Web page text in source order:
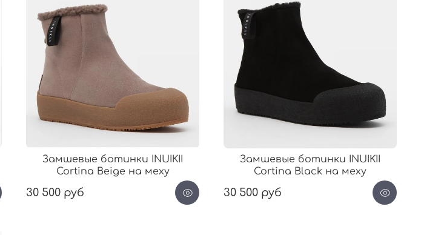
Замшевые ботинки INUIKII
Cortina Beige на меху
30 500 руб
Замшевые ботинки INUIKII
Cortina Black на меху
30 500 руб